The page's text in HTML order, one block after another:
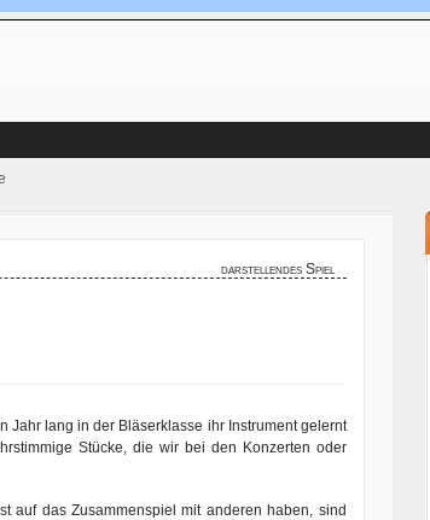
darstellendes Spiel
Jahr lang in der Bläserklasse ihr Instrument gelernt
Stücke, die wir bei den Konzerten oder
auf das Zusammenspiel mit anderen haben, sind